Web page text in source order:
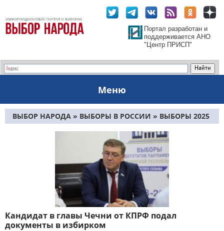
Портал разработан и
поддерживается АНО
"Центр ПРИСП"
Меню
ВЫБОР НАРОДА » ВЫБОРЫ В РОССИИ » ВЫБОРЫ 2025
Кандидат в главы Чечни от КПРФ подал
документы в избирком